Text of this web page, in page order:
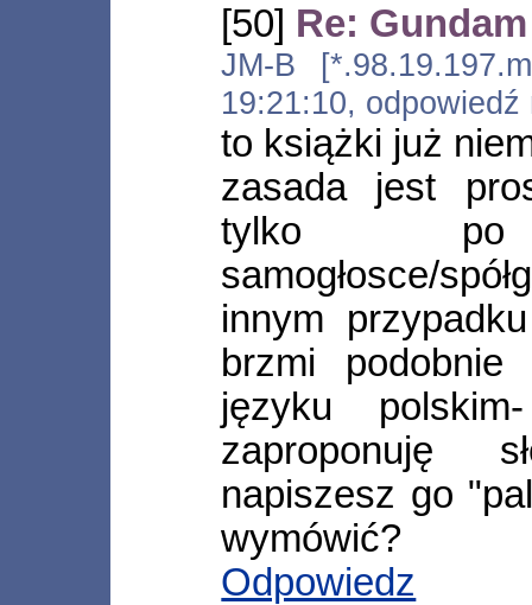
[50] Re:
JM-B
19:21:10,
to książki już
zasada jest
tylko po
samogłosce/
innym
brzmi
języku
zaproponuję
napiszesz go
wymówić?
Odpowiedz